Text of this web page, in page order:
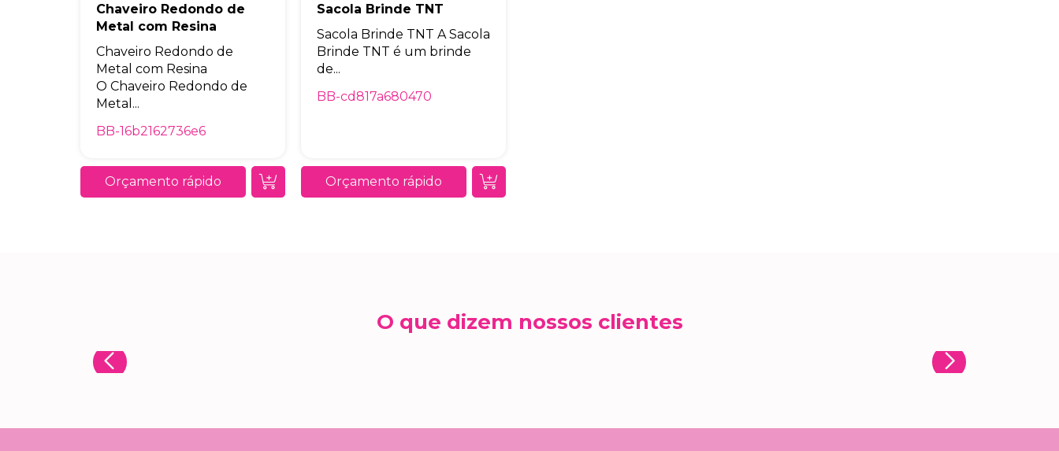
Chaveiro Redondo de
Metal com Resina
Chaveiro Redondo de
Metal com Resina
O Chaveiro Redondo de
Metal...
BB-16b2162736e6
Orçamento rápido
Sacola Brinde TNT
Sacola Brinde TNT A Sacola
Brinde TNT é um brinde
de...
BB-cd817a680470
Orçamento rápido
O que dizem nossos clientes